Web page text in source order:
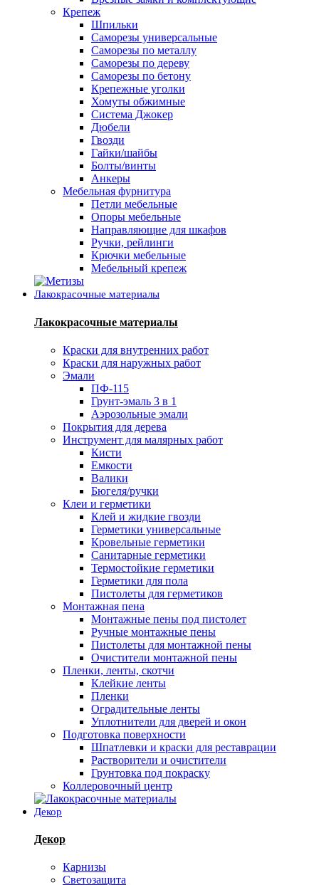
Крепеж
Шпильки
Саморезы универсальные
Саморезы по металлу
Саморезы по дереву
Саморезы по бетону
Крепежные уголки
Хомуты обжимные
Система Джокер
Дюбели
Гвозди
Гайки/шайбы
Болты/винты
Анкеры
Мебельная фурнитура
Петли мебельные
Опоры мебельные
Направляющие для шкафов
Ручки, рейлинги
Крючки мебельные
Мебельный крепеж
Лакокрасочные материалы
Лакокрасочные материалы
Краски для внутренних работ
Краски для наружных работ
Эмали
ПФ-115
Грунт-эмаль 3 в 1
Аэрозольные эмали
Покрытия для дерева
Инструмент для малярных работ
Кисти
Емкости
Валики
Бюгеля/ручки
Клеи и герметики
Клей и жидкие гвозди
Герметики универсальные
Кровельные герметики
Санитарные герметики
Термостойкие герметики
Герметики для пола
Пистолеты для герметиков
Монтажная пена
Монтажные пены под пистолет
Ручные монтажные пены
Пистолеты для монтажной пены
Очистители монтажной пены
Пленки, ленты, скотчи
Клейкие ленты
Пленки
Оградительные ленты
Уплотнители для дверей и окон
Подготовка поверхности
Шпатлевки и краски для реставрации
Растворители и очистители
Грунтовка под покраску
Коллеровочный центр
Декор
Декор
Карнизы
Светозащита